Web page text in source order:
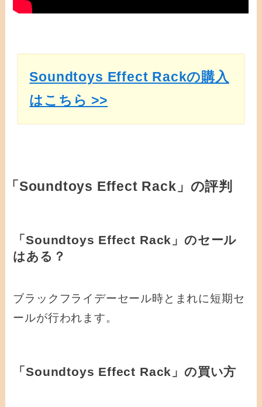
Soundtoys Effect Rackの購入
はこちら >>
「Soundtoys Effect Rack」の評判
「Soundtoys Effect Rack」のセール
はある？
ブラックフライデーセール時とまれに短期セ
ールが行われます。
「Soundtoys Effect Rack」の買い方